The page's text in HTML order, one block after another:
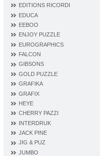
EDITIONS RICORDI
EDUCA
EEBOO
ENJOY PUZZLE
EUROGRAPHICS
FALCON
GIBSONS
GOLD PUZZLE
GRAFIKA
GRAFIX
HEYE
CHERRY PAZZI
INTERDRUK
JACK PINE
JIG & PUZ
JUMBO